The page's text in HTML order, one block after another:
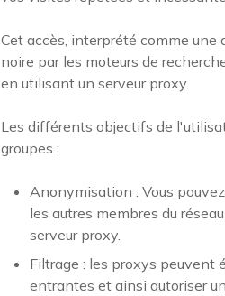
Cet accès, interprété comme
noire par les moteurs de
en utilisant un serveur proxy.
Les différents objectifs de
groupes :
Anonymisation : Vous
les autres membres du
serveur proxy.
Filtrage : les proxys peuvent
entrantes et ainsi autoriser